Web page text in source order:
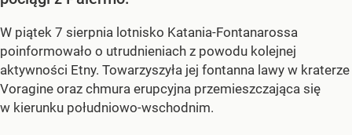
W piątek 7 sierpnia lotnisko Katania-Fontanarossa
poinformowało o utrudnieniach z powodu kolejnej
aktywności Etny. Towarzyszyła jej fontanna lawy w kraterze
Voragine oraz chmura erupcyjna przemieszczająca się
w kierunku południowo-wschodnim.